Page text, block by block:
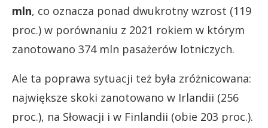
mln, co oznacza ponad dwukrotny wzrost (119
proc.) w porównaniu z 2021 rokiem w którym
zanotowano 374 mln pasażerów lotniczych.
Ale ta poprawa sytuacji też była zróżnicowana:
największe skoki zanotowano w Irlandii (256
proc.), na Słowacji i w Finlandii (obie 203 proc.).